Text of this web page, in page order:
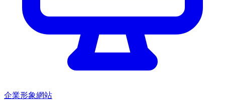
企業形象網站